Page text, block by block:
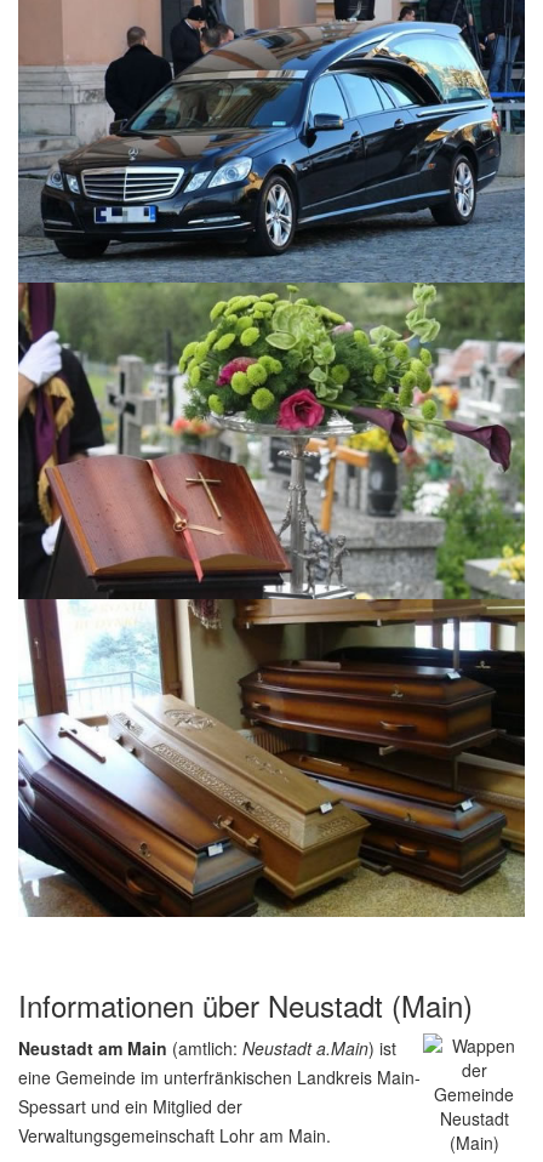
Informationen über Neustadt (Main)
Neustadt am Main (amtlich: Neustadt a.Main) ist
eine Gemeinde im unterfränkischen Landkreis Main-
Spessart und ein Mitglied der
Verwaltungsgemeinschaft Lohr am Main.